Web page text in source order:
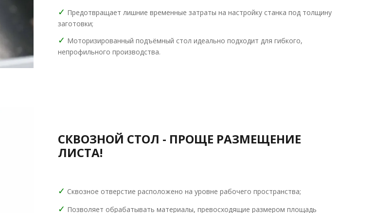
✓ Предотвращает лишние временные затраты на настройку станка под толщину
заготовки;
✓ Моторизированный подъёмный стол идеально подходит для гибкого,
непрофильного производства.
СКВОЗНОЙ СТОЛ - ПРОЩЕ РАЗМЕЩЕНИЕ
ЛИСТА!
✓ Сквозное отверстие расположено на уровне рабочего пространства;
✓ Позволяет обрабатывать материалы, превосходящие размером площадь